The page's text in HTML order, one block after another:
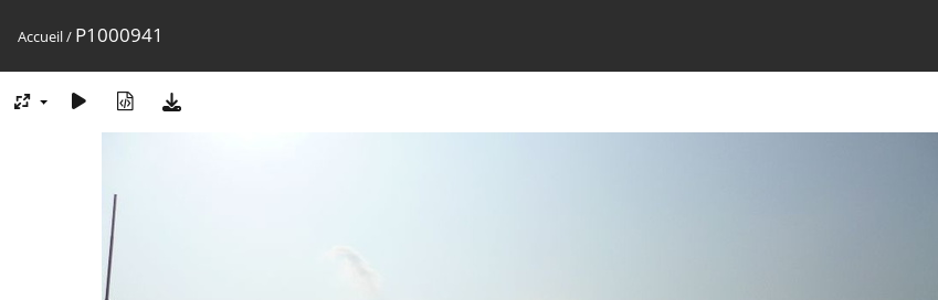
Accueil/ P1000941